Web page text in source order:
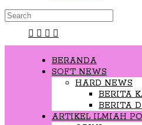
BERANDA
SOFT NEWS
HARD NEWS
BERITA
BERITA
ARTIKEL ILMIAH